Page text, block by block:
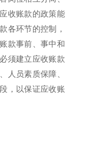
收账款的政策能
各环节的控制，
款事前、事中和
须建立应收账款
人员素质保障、
，以保证应收账